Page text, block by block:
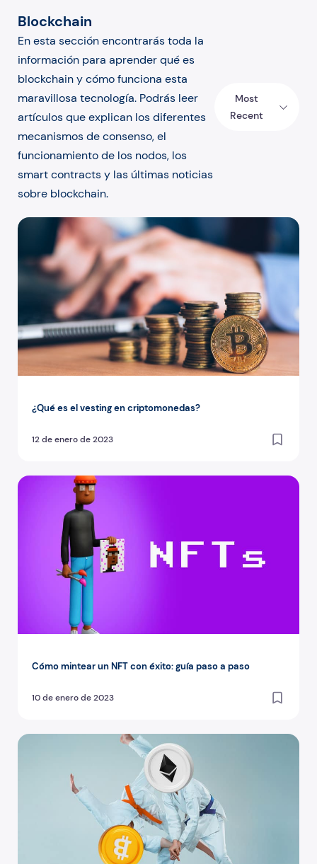
Blockchain
En esta sección encontrarás toda la
información para aprender qué es
blockchain y cómo funciona esta
maravillosa tecnología. Podrás leer
artículos que explican los diferentes
mecanismos de consenso, el
funcionamiento de los nodos, los
smart contracts y las últimas noticias
sobre blockchain.
Most
Recent
¿Qué es el vesting en criptomonedas?
12 de enero de 2023
¿Qué es el vesting en criptomonedas?
Cómo mintear un NFT con éxito: guía paso a paso
10 de enero de 2023
Cómo mintear un NFT con éxito: guía paso a paso
¿Qué es el flippening de Ethereum?